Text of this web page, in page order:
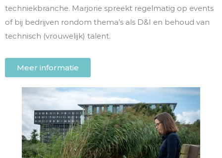
techniekbranche. Marjorie spreekt regelmatig op events
of bij bedrijven rondom thema’s als D&I en behoud van
technisch (vrouwelijk) talent.
Meer informatie